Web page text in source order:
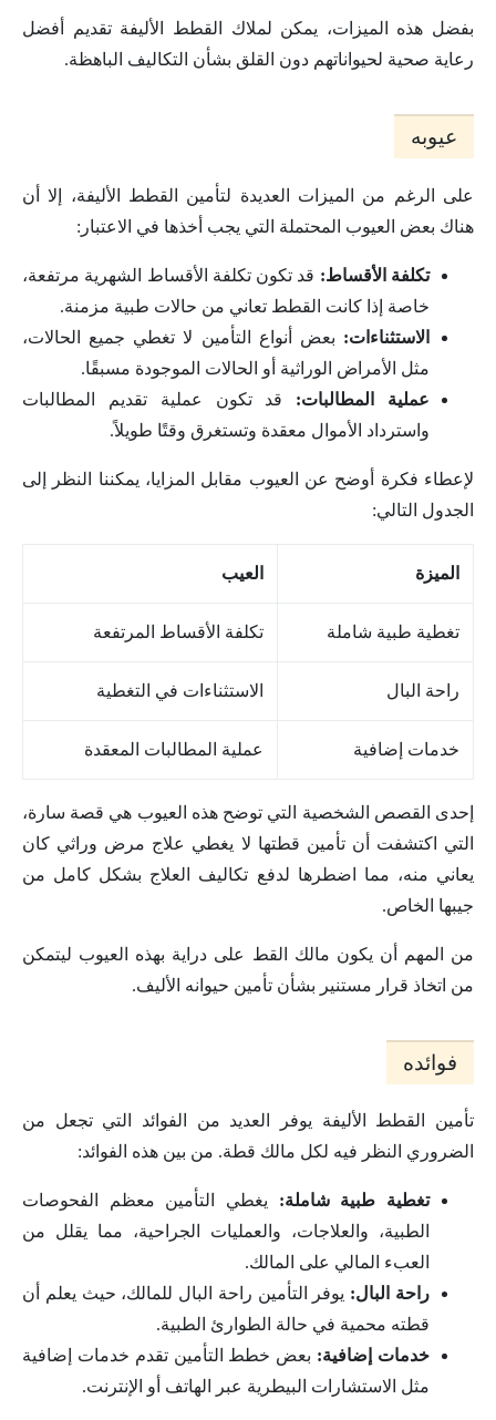
بفضل هذه الميزات، يمكن لملاك القطط الأليفة تقديم أفضل
رعاية صحية لحيواناتهم دون القلق بشأن التكاليف الباهظة.
عيوبه
على الرغم من الميزات العديدة لتأمين القطط الأليفة، إلا أن
هناك بعض العيوب المحتملة التي يجب أخذها في الاعتبار:
تكلفة الأقساط: قد تكون تكلفة الأقساط الشهرية مرتفعة،
خاصة إذا كانت القطط تعاني من حالات طبية مزمنة.
الاستثناءات: بعض أنواع التأمين لا تغطي جميع الحالات،
مثل الأمراض الوراثية أو الحالات الموجودة مسبقًا.
عملية المطالبات: قد تكون عملية تقديم المطالبات
واسترداد الأموال معقدة وتستغرق وقتًا طويلاً.
لإعطاء فكرة أوضح عن العيوب مقابل المزايا، يمكننا النظر إلى
الجدول التالي:
الميزة العيب
تغطية طبية شاملة تكلفة الأقساط المرتفعة
راحة البال الاستثناءات في التغطية
خدمات إضافية عملية المطالبات المعقدة
إحدى القصص الشخصية التي توضح هذه العيوب هي قصة سارة،
التي اكتشفت أن تأمين قطتها لا يغطي علاج مرض وراثي كان
يعاني منه، مما اضطرها لدفع تكاليف العلاج بشكل كامل من
جيبها الخاص.
من المهم أن يكون مالك القط على دراية بهذه العيوب ليتمكن
من اتخاذ قرار مستنير بشأن تأمين حيوانه الأليف.
فوائده
تأمين القطط الأليفة يوفر العديد من الفوائد التي تجعل من
الضروري النظر فيه لكل مالك قطة. من بين هذه الفوائد:
تغطية طبية شاملة: يغطي التأمين معظم الفحوصات
الطبية، والعلاجات، والعمليات الجراحية، مما يقلل من
العبء المالي على المالك.
راحة البال: يوفر التأمين راحة البال للمالك، حيث يعلم أن
قطته محمية في حالة الطوارئ الطبية.
خدمات إضافية: بعض خطط التأمين تقدم خدمات إضافية
مثل الاستشارات البيطرية عبر الهاتف أو الإنترنت.